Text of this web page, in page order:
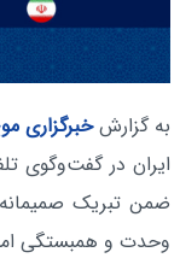
به گزارشخبرگزاری
ایران در گفت‌وگوی
ضمن تبریک صمیمانه
وحدت و همبستگی